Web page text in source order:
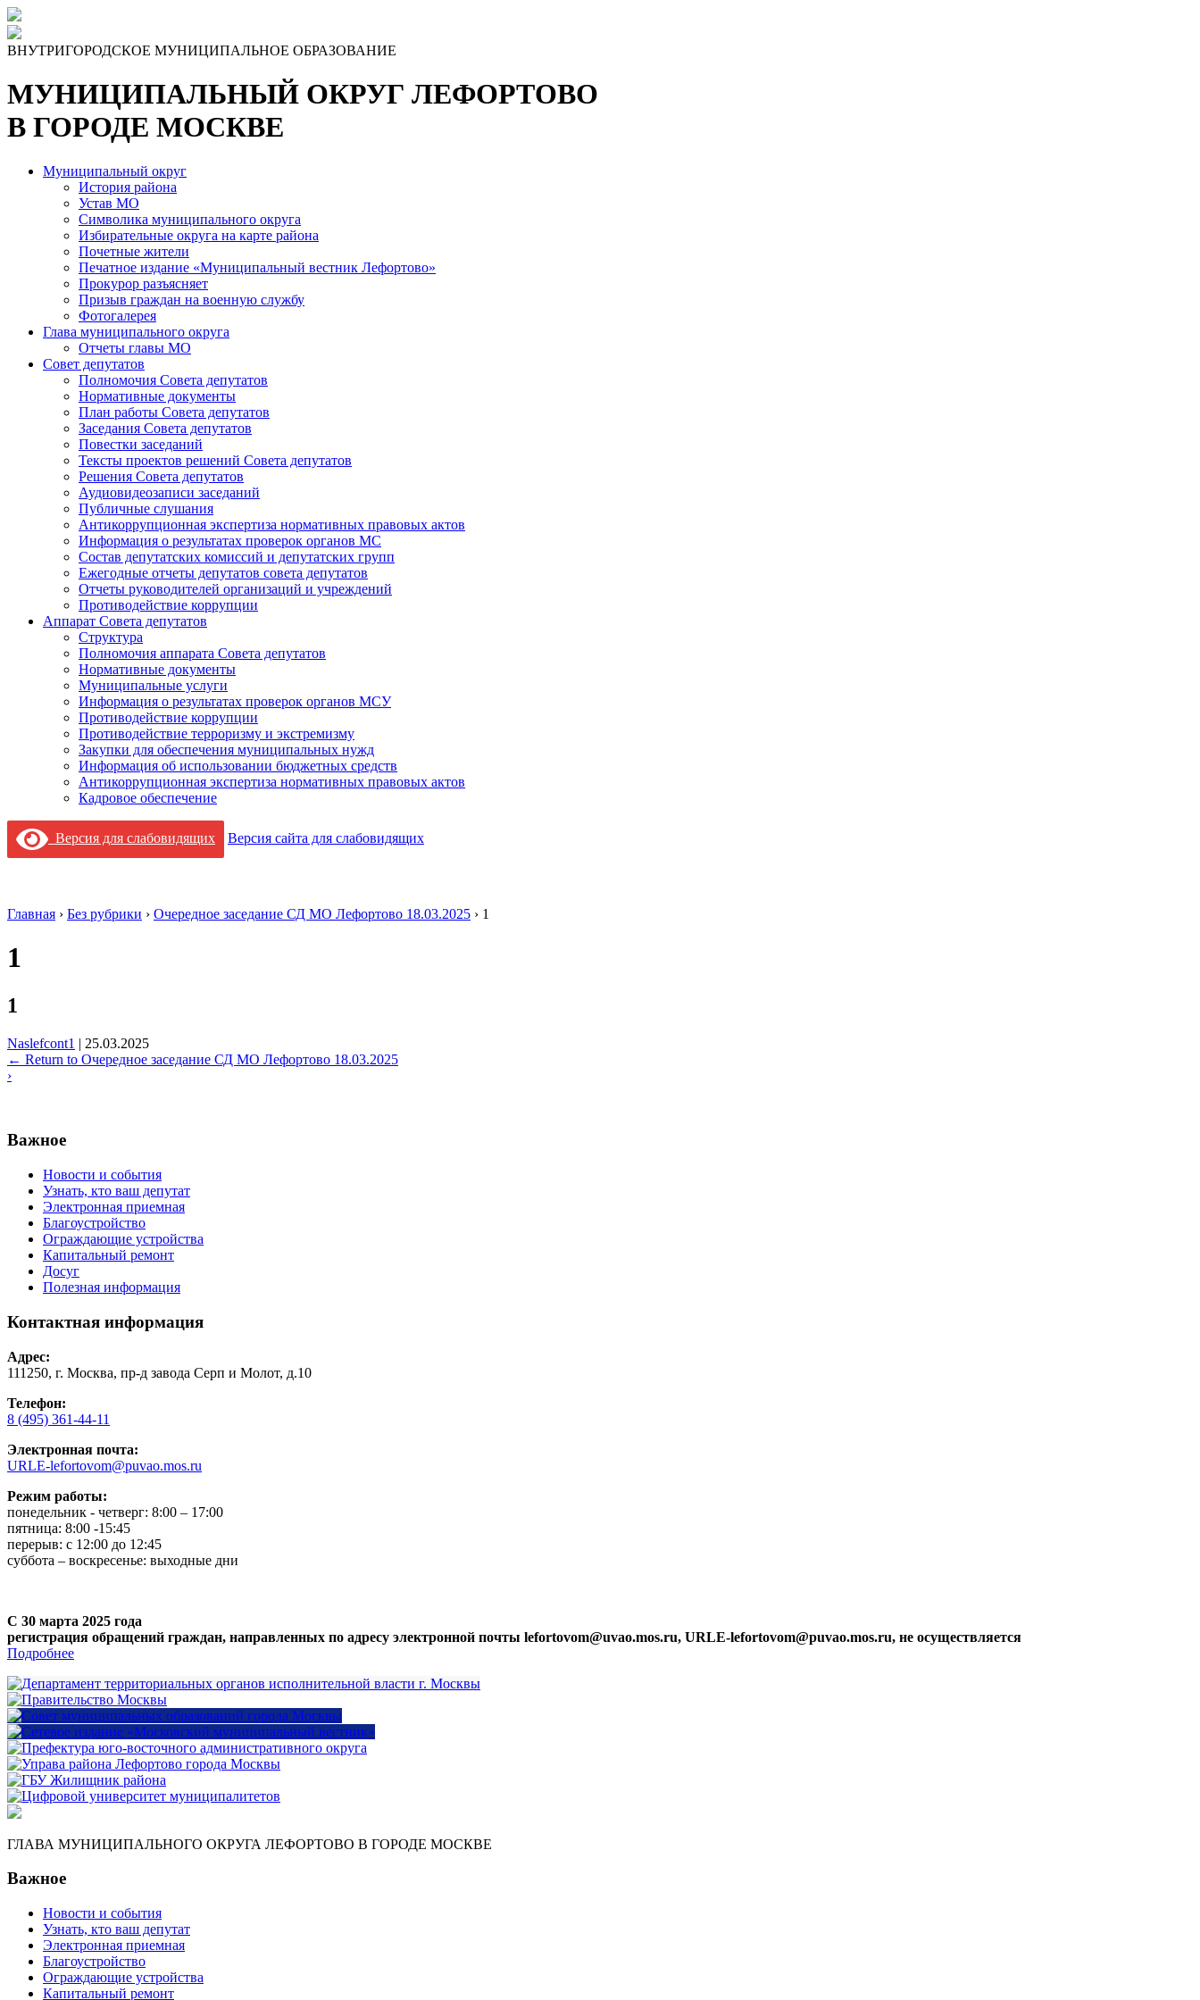
Skip
to
the
ВНУТРИГОРОДСКОЕ МУНИЦИПАЛЬНОЕ ОБРАЗОВАНИЕ
МУНИЦИПАЛЬНЫЙ ОКРУГ ЛЕФОРТОВО
В ГОРОДЕ МОСКВЕ
Муниципальный округ
История района
Устав МО
Символика муниципального округа
Избирательные округа на карте района
Почетные жители
Печатное издание «Муниципальный вестник Лефортово»
Прокурор разъясняет
Призыв граждан на военную службу
Фотогалерея
Глава муниципального округа
Отчеты главы МО
Совет депутатов
Полномочия Совета депутатов
Нормативные документы
План работы Совета депутатов
Заседания Cовета депутатов
Повестки заседаний
Тексты проектов решений Совета депутатов
Решения Совета депутатов
Аудиовидеозаписи заседаний
Публичные слушания
Антикоррупционная экспертиза нормативных правовых актов
Информация о результатах проверок органов МС
Состав депутатских комиссий и депутатских групп
Ежегодные отчеты депутатов совета депутатов
Отчеты руководителей организаций и учреждений
Противодействие коррупции
Аппарат Совета депутатов
Структура
Полномочия аппарата Совета депутатов
Нормативные документы
Муниципальные услуги
Информация о результатах проверок органов МСУ
Противодействие коррупции
Противодействие терроризму и экстремизму
Закупки для обеспечения муниципальных нужд
Информация об использовании бюджетных средств
Антикоррупционная экспертиза нормативных правовых актов
Кадровое обеспечение
Версия для слабовидящих Версия сайта для слабовидящих
Главная › Без рубрики › Очередное заседание СД МО Лефортово 18.03.2025 › 1
1
1
Naslefcont1 | 25.03.2025
← Return to Очередное заседание СД МО Лефортово 18.03.2025
›
Важное
Новости и события
Узнать, кто ваш депутат
Электронная приемная
Благоустройство
Ограждающие устройства
Капитальный ремонт
Досуг
Полезная информация
Контактная информация
Адрес:
111250, г. Москва, пр-д завода Серп и Молот, д.10
Телефон:
8 (495) 361-44-11
Электронная почта:
URLE-lefortovom@puvao.mos.ru
Режим работы:
понедельник - четверг: 8:00 – 17:00
пятница: 8:00 -15:45
перерыв: с 12:00 до 12:45
суббота – воскресенье: выходные дни
С 30 марта 2025 года
регистрация обращений граждан, направленных по адресу электронной почты lefortovom@uvao.mos.ru, URLE-lefortovom@puvao.mos.ru, не осуществляется
Подробнее
ГЛАВА МУНИЦИПАЛЬНОГО ОКРУГА ЛЕФОРТОВО В ГОРОДЕ МОСКВЕ
Важное
Новости и события
Узнать, кто ваш депутат
Электронная приемная
Благоустройство
Ограждающие устройства
Капитальный ремонт